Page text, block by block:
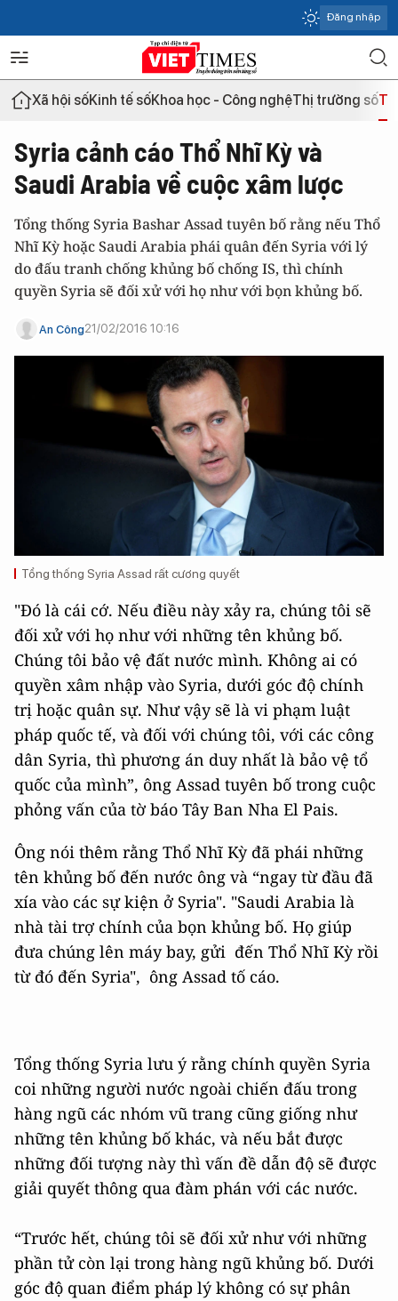
Đăng nhập
Xã hội sốKinh tế sốKhoa học - Công nghệThị trường số
Syria cảnh cáo Thổ Nhĩ Kỳ và
Saudi Arabia về cuộc xâm lược
Tổng thống Syria Bashar Assad tuyên bố rằng nếu Thổ
Nhĩ Kỳ hoặc Saudi Arabia phái quân đến Syria với lý
do đấu tranh chống khủng bố chống IS, thì chính
quyền Syria sẽ đối xử với họ như với bọn khủng bố.
An Công21/02/2016 10:16
Tổng thống Syria Assad rất cương quyết
"Đó là cái cớ. Nếu điều này xảy ra, chúng tôi sẽ
đối xử với họ như với những tên khủng bố.
Chúng tôi bảo vệ đất nước mình. Không ai có
quyền xâm nhập vào Syria, dưới góc độ chính
trị hoặc quân sự. Như vậy sẽ là vi phạm luật
pháp quốc tế, và đối với chúng tôi, với các công
dân Syria, thì phương án duy nhất là bảo vệ tổ
quốc của mình”, ông Assad tuyên bố trong cuộc
phỏng vấn của tờ báo Tây Ban Nha El Pais.
Ông nói thêm rằng Thổ Nhĩ Kỳ đã phái những
tên khủng bố đến nước ông và “ngay từ đầu đã
xía vào các sự kiện ở Syria". "Saudi Arabia là
nhà tài trợ chính của bọn khủng bố. Họ giúp
đưa chúng lên máy bay, gửi đến Thổ Nhĩ Kỳ rồi
từ đó đến Syria", ông Assad tố cáo.
Tổng thống Syria lưu ý rằng chính quyền Syria
coi những người nước ngoài chiến đấu trong
hàng ngũ các nhóm vũ trang cũng giống như
những tên khủng bố khác, và nếu bắt được
những đối tượng này thì vấn đề dẫn độ sẽ được
giải quyết thông qua đàm phán với các nước.
“Trước hết, chúng tôi sẽ đối xử như với những
phần tử còn lại trong hàng ngũ khủng bố. Dưới
góc độ quan điểm pháp lý không có sự phân